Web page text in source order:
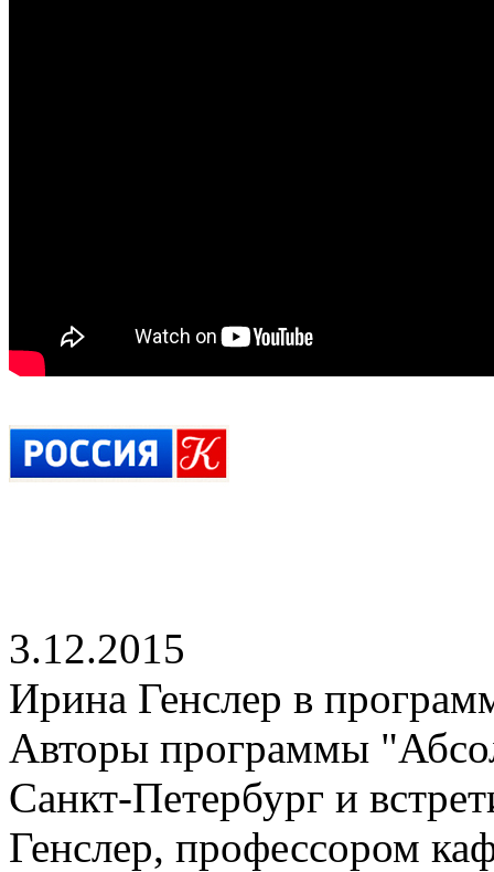
3.12.2015
Ирина Генслер в
Авторы программы
Санкт-Петербург и
Генслер, профессором